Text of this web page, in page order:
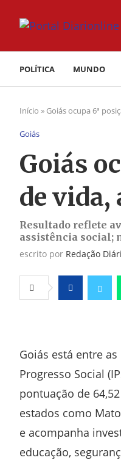
POLÍTICA MUNDO
Início » Goiás ocupa 6ª
Goiás
Goiás
de vida,
Resultado reflete
assistência social;
escrito por Redação
Goiás está entre
Progresso Social
pontuação de
estados como
e acompanha
educação,